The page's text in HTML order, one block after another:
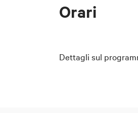
SonicSuite
Orari
Dettagli sul